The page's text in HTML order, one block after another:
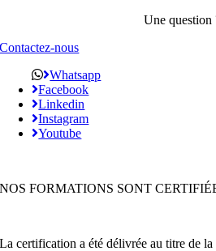
Une question
Contactez-nous
Whatsapp
Facebook
Linkedin
Instagram
Youtube
NOS FORMATIONS SONT
La certification a été délivrée au titre de